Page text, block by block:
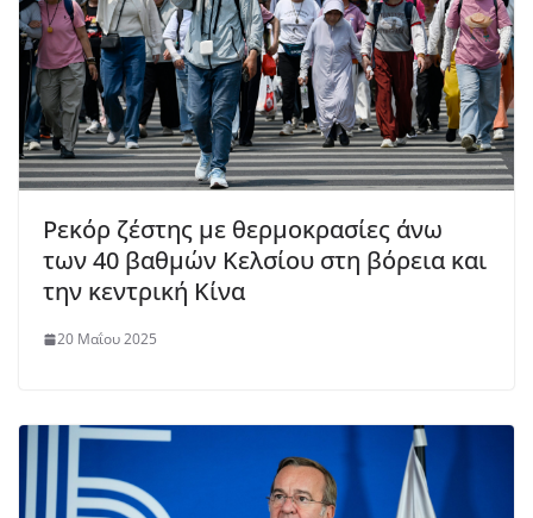
Ρεκόρ ζέστης με θερμοκρασίες άνω
των 40 βαθμών Κελσίου στη βόρεια και
την κεντρική Κίνα
20 Μαΐου 2025